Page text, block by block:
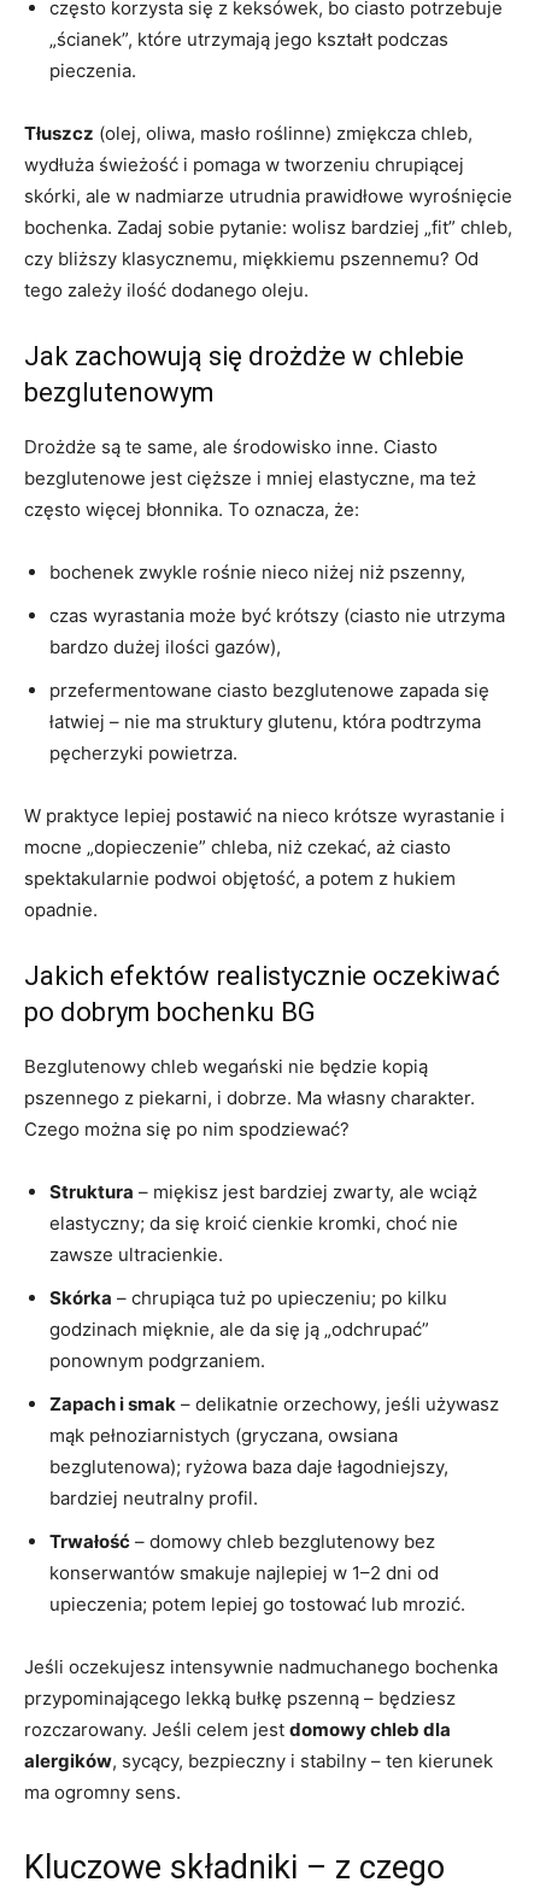
często korzysta się z keksówek, bo ciasto potrzebuje
„ścianek”, które utrzymają jego kształt podczas
pieczenia.
Tłuszcz (olej, oliwa, masło roślinne) zmiękcza chleb,
wydłuża świeżość i pomaga w tworzeniu chrupiącej
skórki, ale w nadmiarze utrudnia prawidłowe wyrośnięcie
bochenka. Zadaj sobie pytanie: wolisz bardziej „fit” chleb,
czy bliższy klasycznemu, miękkiemu pszennemu? Od
tego zależy ilość dodanego oleju.
Jak zachowują się drożdże w chlebie
bezglutenowym
Drożdże są te same, ale środowisko inne. Ciasto
bezglutenowe jest cięższe i mniej elastyczne, ma też
często więcej błonnika. To oznacza, że:
bochenek zwykle rośnie nieco niżej niż pszenny,
czas wyrastania może być krótszy (ciasto nie utrzyma
bardzo dużej ilości gazów),
przefermentowane ciasto bezglutenowe zapada się
łatwiej – nie ma struktury glutenu, która podtrzyma
pęcherzyki powietrza.
W praktyce lepiej postawić na nieco krótsze wyrastanie i
mocne „dopieczenie” chleba, niż czekać, aż ciasto
spektakularnie podwoi objętość, a potem z hukiem
opadnie.
Jakich efektów realistycznie oczekiwać
po dobrym bochenku BG
Bezglutenowy chleb wegański nie będzie kopią
pszennego z piekarni, i dobrze. Ma własny charakter.
Czego można się po nim spodziewać?
Struktura – miękisz jest bardziej zwarty, ale wciąż
elastyczny; da się kroić cienkie kromki, choć nie
zawsze ultracienkie.
Skórka – chrupiąca tuż po upieczeniu; po kilku
godzinach mięknie, ale da się ją „odchrupać”
ponownym podgrzaniem.
Zapach i smak – delikatnie orzechowy, jeśli używasz
mąk pełnoziarnistych (gryczana, owsiana
bezglutenowa); ryżowa baza daje łagodniejszy,
bardziej neutralny profil.
Trwałość – domowy chleb bezglutenowy bez
konserwantów smakuje najlepiej w 1–2 dni od
upieczenia; potem lepiej go tostować lub mrozić.
Jeśli oczekujesz intensywnie nadmuchanego bochenka
przypominającego lekką bułkę pszenną – będziesz
rozczarowany. Jeśli celem jest domowy chleb dla
alergików, sycący, bezpieczny i stabilny – ten kierunek
ma ogromny sens.
Kluczowe składniki – z czego